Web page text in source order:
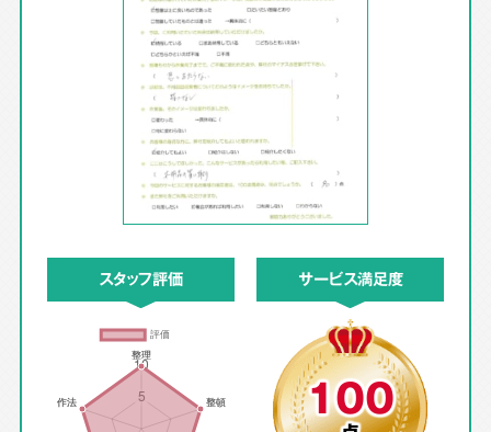
スタッフ評価 サービス満足度
100